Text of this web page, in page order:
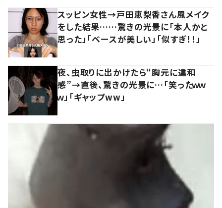
スッピン女性→戸田恵梨香さん風メイク
をした結果……驚きの光景に「本人かと
思った」「ベースが美しい」「似すぎ！！」
夜、虫取りに出かけたら“胸元に違和
感”→直後、驚きの光景に…「笑ったｗｗ
ｗ」「ギャップww」